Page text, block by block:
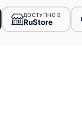
ДОСТУПНО В
RuStore